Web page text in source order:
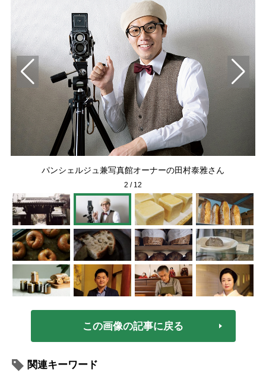
パンシェルジュ兼写真館オーナーの田村泰雅さん
2 / 12
この画像の記事に戻る
関連キーワード